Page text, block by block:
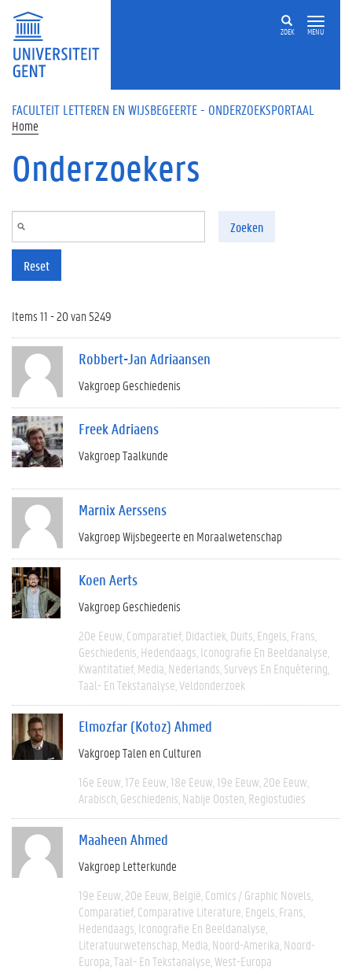
Overslaan en naar de inhoud gaan
ZOEK MENU
FACULTEIT LETTEREN EN WIJSBEGEERTE - ONDERZOEKSPORTAAL
Home
Onderzoekers
Zoeken
Reset
Items 11 - 20 van 5249
Robbert-Jan Adriaansen
Vakgroep Geschiedenis
Freek Adriaens
Vakgroep Taalkunde
Marnix Aerssens
Vakgroep Wijsbegeerte en Moraalwetenschap
Koen Aerts
Vakgroep Geschiedenis
20e Eeuw Comparatief Didactiek Duits Engels Frans
Geschiedenis Hedendaags Iconografie En Beeldanalyse
Kwantitatief Media Nederlands Surveys En Enquêtering
Taal- En Tekstanalyse Veldonderzoek
Elmozfar (Kotoz) Ahmed
Vakgroep Talen en Culturen
16e Eeuw 17e Eeuw 18e Eeuw 19e Eeuw 20e Eeuw
Arabisch Geschiedenis Nabije Oosten Regiostudies
Maaheen Ahmed
Vakgroep Letterkunde
19e Eeuw 20e Eeuw België Comics / Graphic Novels
Comparatief Comparative Literature Engels Frans
Hedendaags Iconografie En Beeldanalyse
Literatuurwetenschap Media Noord-Amerika Noord-
Europa Taal- En Tekstanalyse West-Europa